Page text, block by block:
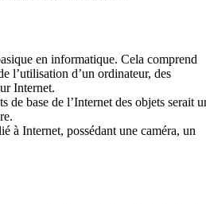
en informatique. Cela comprend
l’utilisation d’un ordinateur, des
Internet.
de base de l’Internet des objets serait
à Internet, possédant une caméra, un